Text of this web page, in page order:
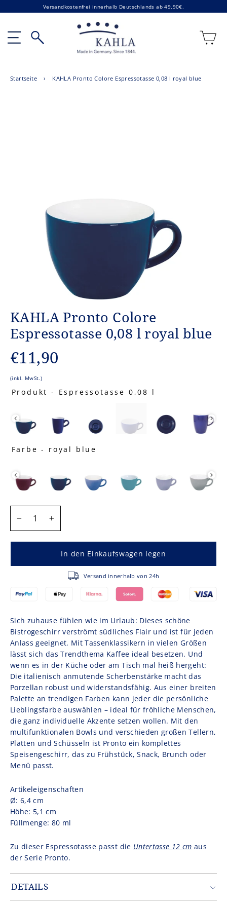
Inhalt
Versandkostenfrei innerhalb Deutschlands ab 49,90€.
Seitennavigation
Startseite › KAHLA Pronto Colore Espressotasse 0,08 l royal blue
KAHLA Pronto Colore
Espressotasse 0,08 l royal blue
€11,90
(inkl. MwSt.)
Produkt - Espressotasse 0,08 l
Farbe - royal blue
In den Einkaufswagen legen
Versand innerhalb von 24h
Sich zuhause fühlen wie im Urlaub: Dieses schöne
Bistrogeschirr verströmt südliches Flair und ist für jeden
Anlass geeignet. Mit Tassenklassikern in vielen Größen
lässt sich das Trendthema Kaffee ideal besetzen. Und
wenn es in der Küche oder am Tisch mal heiß hergeht:
Die italienisch anmutende Scherbenstärke macht das
Porzellan robust und widerstandsfähig. Aus einer breiten
Palette an trendigen Farben kann jeder die persönliche
Lieblingsfarbe auswählen – ideal für fröhliche Menschen,
die ganz individuelle Akzente setzen wollen. Mit den
multifunktionalen Bowls und verschieden großen Tellern,
Platten und Schüsseln ist Pronto ein komplettes
Speisengeschirr, das zu Frühstück, Snack, Brunch oder
Menü passt.
Artikeleigenschaften
Ø: 6,4 cm
Höhe: 5,1 cm
Füllmenge: 80 ml
Zu dieser Espressotasse passt die Untertasse 12 cm aus
der Serie Pronto.
DETAILS
Artikelnummer: PRO1208FA2757A6